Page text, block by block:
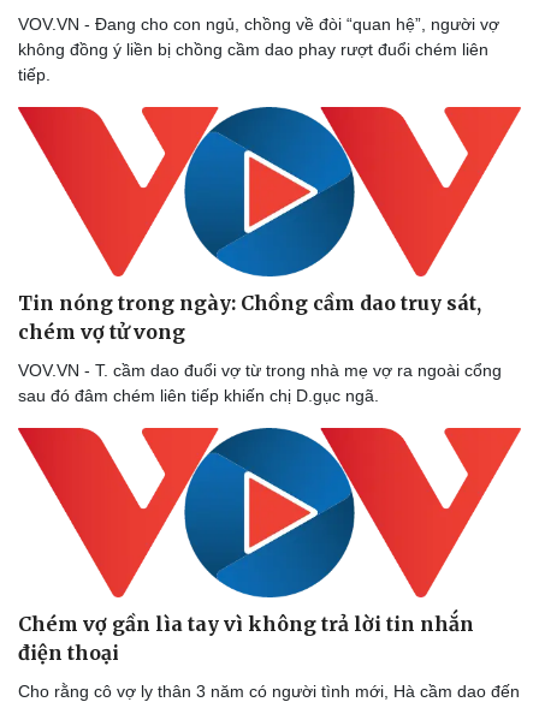
VOV.VN - Đang cho con ngủ, chồng về đòi “quan hệ”, người vợ
không đồng ý liền bị chồng cầm dao phay rượt đuổi chém liên
tiếp.
Tin nóng trong ngày: Chồng cầm dao truy sát,
chém vợ tử vong
VOV.VN - T. cầm dao đuổi vợ từ trong nhà mẹ vợ ra ngoài cổng
sau đó đâm chém liên tiếp khiến chị D.gục ngã.
Chém vợ gần lìa tay vì không trả lời tin nhắn
điện thoại
Cho rằng cô vợ ly thân 3 năm có người tình mới, Hà cầm dao đến